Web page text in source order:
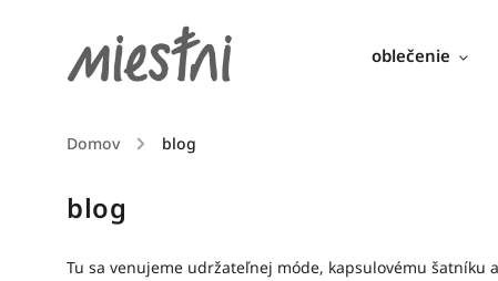
oblečenie
Domov / blog
blog
Tu sa venujeme udržateľnej móde, kapsulovému